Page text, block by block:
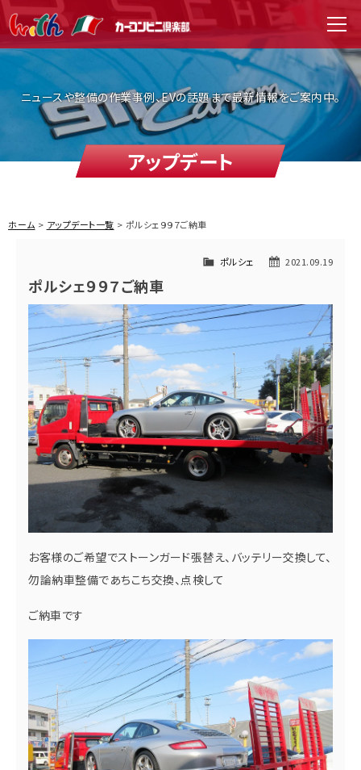
WITH（ウィズ） menu
ニュースや整備の作業事例、EVの話題まで最新情報をご案内中。
アップデート
ホーム アップデート一覧 ポルシェ９９７ご納車
2021.09.19
ポルシェ
ポルシェ９９７ご納車
お客様のご希望でストーンガード張替え、バッテリー交換して、
勿論納車整備であちこち交換、点検して
ご納車です